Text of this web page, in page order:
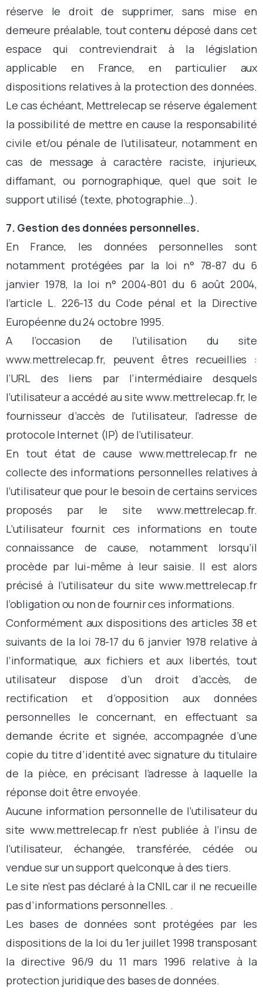
réserve le droit de supprimer, sans mise en
demeure préalable, tout contenu déposé dans cet
espace qui contreviendrait à la législation
applicable en France, en particulier aux
dispositions relatives à la protection des données.
Le cas échéant, Mettrelecap se réserve également
la possibilité de mettre en cause la responsabilité
civile et/ou pénale de l’utilisateur, notamment en
cas de message à caractère raciste, injurieux,
diffamant, ou pornographique, quel que soit le
support utilisé (texte, photographie…).
7. Gestion des données personnelles.
En France, les données personnelles sont
notamment protégées par la loi n° 78-87 du 6
janvier 1978, la loi n° 2004-801 du 6 août 2004,
l’article L. 226-13 du Code pénal et la Directive
Européenne du 24 octobre 1995.
A l’occasion de l’utilisation du site
www.mettrelecap.fr, peuvent êtres recueillies :
l’URL des liens par l’intermédiaire desquels
l’utilisateur a accédé au site www.mettrelecap.fr, le
fournisseur d’accès de l’utilisateur, l’adresse de
protocole Internet (IP) de l’utilisateur.
En tout état de cause www.mettrelecap.fr ne
collecte des informations personnelles relatives à
l’utilisateur que pour le besoin de certains services
proposés par le site www.mettrelecap.fr.
L’utilisateur fournit ces informations en toute
connaissance de cause, notamment lorsqu’il
procède par lui-même à leur saisie. Il est alors
précisé à l’utilisateur du site www.mettrelecap.fr
l’obligation ou non de fournir ces informations.
Conformément aux dispositions des articles 38 et
suivants de la loi 78-17 du 6 janvier 1978 relative à
l’informatique, aux fichiers et aux libertés, tout
utilisateur dispose d’un droit d’accès, de
rectification et d’opposition aux données
personnelles le concernant, en effectuant sa
demande écrite et signée, accompagnée d’une
copie du titre d’identité avec signature du titulaire
de la pièce, en précisant l’adresse à laquelle la
réponse doit être envoyée.
Aucune information personnelle de l’utilisateur du
site www.mettrelecap.fr n’est publiée à l’insu de
l’utilisateur, échangée, transférée, cédée ou
vendue sur un support quelconque à des tiers.
Le site n’est pas déclaré à la CNIL car il ne recueille
pas d’informations personnelles. .
Les bases de données sont protégées par les
dispositions de la loi du 1er juillet 1998 transposant
la directive 96/9 du 11 mars 1996 relative à la
protection juridique des bases de données.